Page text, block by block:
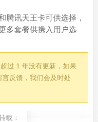
腾讯天王卡可供选择，
多套餐供携入用户选
过 1 年没有更新，如果
反馈，我们会及时处
载：